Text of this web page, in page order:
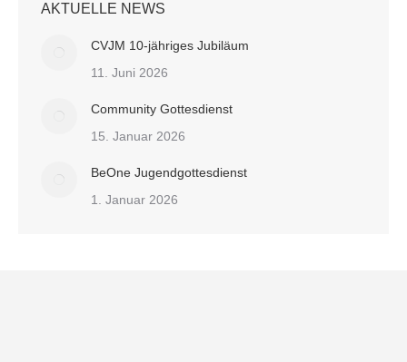
AKTUELLE NEWS
CVJM 10-jähriges Jubiläum
11. Juni 2026
Community Gottesdienst
15. Januar 2026
BeOne Jugendgottesdienst
1. Januar 2026